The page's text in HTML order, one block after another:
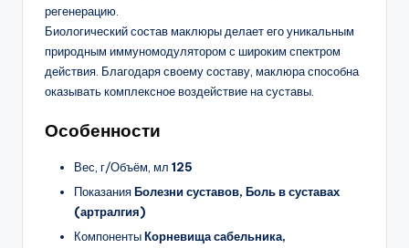
регенерацию.
Биологический состав маклюры делает его уникальным
природным иммуномодулятором с широким спектром
действия. Благодаря своему составу, маклюра способна
оказывать комплексное воздействие на суставы.
Особенности
Вес, г/Объём, мл 125
ПоказанияБолезни суставов, Боль в суставах
(артралгия)
КомпонентыКорневища сабельника,